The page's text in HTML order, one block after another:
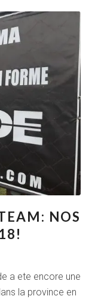
NOS
a ete encore une
la province en